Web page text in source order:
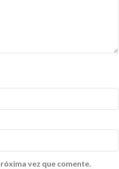
vez que comente.